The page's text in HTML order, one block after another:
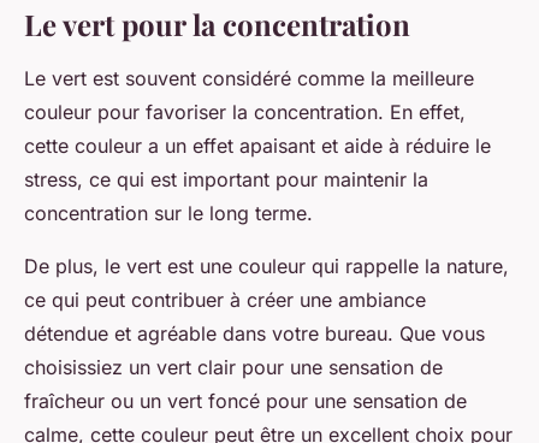
Le vert pour la concentration
Le vert est souvent considéré comme la meilleure
couleur pour favoriser la concentration. En effet,
cette couleur a un effet apaisant et aide à réduire le
stress, ce qui est important pour maintenir la
concentration sur le long terme.
De plus, le vert est une couleur qui rappelle la nature,
ce qui peut contribuer à créer une ambiance
détendue et agréable dans votre bureau. Que vous
choisissiez un vert clair pour une sensation de
fraîcheur ou un vert foncé pour une sensation de
calme, cette couleur peut être un excellent choix pour